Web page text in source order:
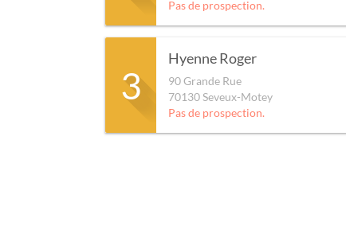
Pas de prospection.
3
Hyenne Roger
90 Grande Rue
70130Seveux-Motey
Pas de prospection.